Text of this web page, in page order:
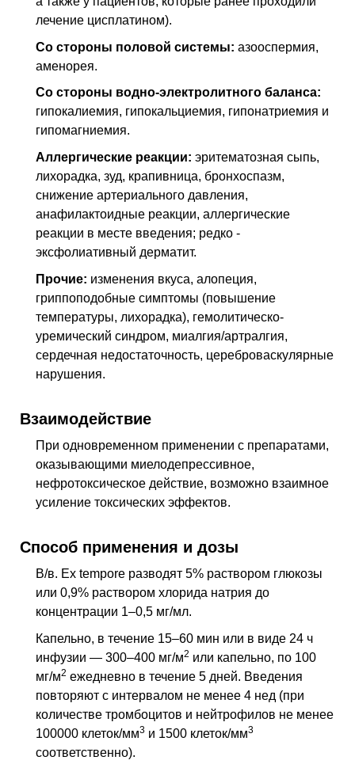
лечение цисплатином).
Со стороны половой системы: азооспермия,
аменорея.
Со стороны водно-электролитного баланса:
гипокалиемия, гипокальциемия, гипонатриемия и
гипомагниемия.
Аллергические реакции: эритематозная сыпь,
лихорадка, зуд, крапивница, бронхоспазм,
снижение артериального давления,
анафилактоидные реакции, аллергические
реакции в месте введения; редко -
эксфолиативный дерматит.
Прочие: изменения вкуса, алопеция,
гриппоподобные симптомы (повышение
температуры, лихорадка), гемолитическо-
уремический синдром, миалгия/артралгия,
сердечная недостаточность, цереброваскулярные
нарушения.
Взаимодействие
При одновременном применении с препаратами,
оказывающими миелодепрессивное,
нефротоксическое действие, возможно взаимное
усиление токсических эффектов.
Способ применения и дозы
В/в. Ex tempore разводят 5% раствором глюкозы
или 0,9% раствором хлорида натрия до
концентрации 1–0,5 мг/мл.
Капельно, в течение 15–60 мин или в виде 24 ч
инфузии — 300–400 мг/м2 или капельно, по 100
мг/м2 ежедневно в течение 5 дней. Введения
повторяют с интервалом не менее 4 нед (при
количестве тромбоцитов и нейтрофилов не менее
100000 клеток/мм3 и 1500 клеток/мм3
соответственно).